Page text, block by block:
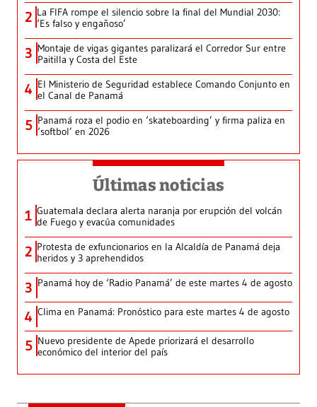
2 La FIFA rompe el silencio sobre la final del Mundial 2030:
‘Es falso y engañoso’
3 Montaje de vigas gigantes paralizará el Corredor Sur entre
Paitilla y Costa del Este
4 El Ministerio de Seguridad establece Comando Conjunto en
el Canal de Panamá
5 Panamá roza el podio en ‘skateboarding’ y firma paliza en
‘softbol’ en 2026
Últimas noticias
1 Guatemala declara alerta naranja por erupción del volcán
de Fuego y evacúa comunidades
2 Protesta de exfuncionarios en la Alcaldía de Panamá deja
heridos y 3 aprehendidos
3 Panamá hoy de ‘Radio Panamá’ de este martes 4 de agosto
4 Clima en Panamá: Pronóstico para este martes 4 de agosto
5 Nuevo presidente de Apede priorizará el desarrollo
económico del interior del país